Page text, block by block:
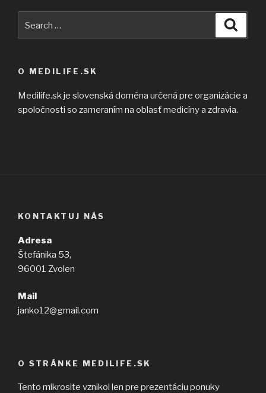
O MEDILIFE.SK
Medilife.sk je slovenská doména určená pre organizácie a
spoločnosti so zameraním na oblasť medicíny a zdravia.
KONTAKTUJ NÁS
Adresa
Štefánika 53,
96001 Zvolen
Mail
janko12@gmail.com
O STRÁNKE MEDILIFE.SK
Tento mikrosite vznikol len pre prezentáciu ponuky